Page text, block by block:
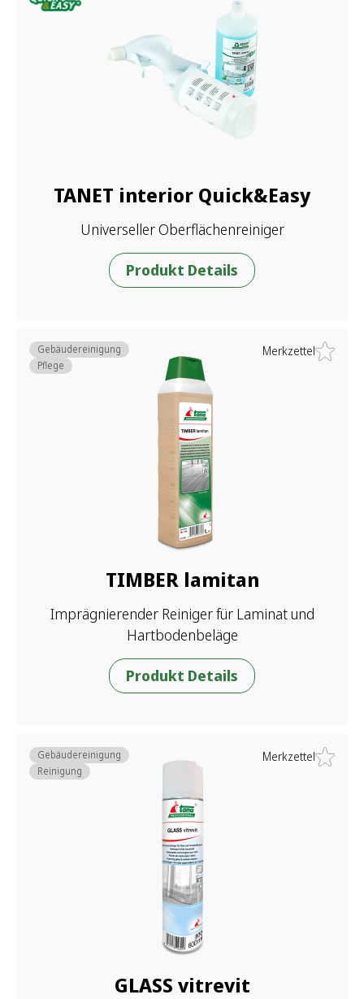
TANET interior Quick&Easy
Universeller Oberflächenreiniger
Produkt Details
Merkzettel
TIMBER lamitan
Imprägnierender Reiniger für Laminat und
Hartbodenbeläge
Gebäudereinigung
Pflege
Produkt Details
Merkzettel
GLASS vitrevit
Gebäudereinigung
Reinigung